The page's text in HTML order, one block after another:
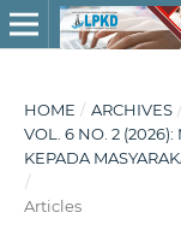
HOME / ARCHIVES /
VOL. 6 NO. 2
KEPADA
/
Articles